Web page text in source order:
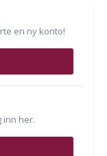
en ny konto!
inn her.